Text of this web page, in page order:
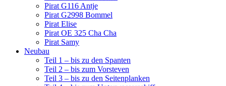
Pirat G116 Antje
Pirat G2998 Bommel
Pirat Elise
Pirat OE 325 Cha Cha
Pirat Samy
Neubau
Teil 1 – bis zu den Spanten
Teil 2 – bis zum Vorsteven
Teil 3 – bis zu den Seitenplanken